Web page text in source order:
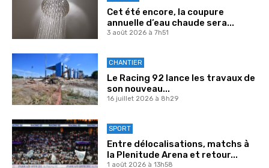
Cet été encore, la coupure
annuelle d’eau chaude sera...
3 août 2026 à 7h51
CHANTIER
Le Racing 92 lance les travaux de
son nouveau...
16 juillet 2026 à 8h29
SPORT
Entre délocalisations, matchs à
la Plenitude Arena et retour...
1 août 2026 à 13h58